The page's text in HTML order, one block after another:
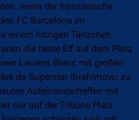
wenn der französische
FC Barcelona im
einem hitzigen Tänzchen
die beste Elf auf dem Platz
Laurent Blanc mit großen
da Superstar Ibrahimovic zu
Aufeinandertreffen mit
nur auf der Tribüne Platz